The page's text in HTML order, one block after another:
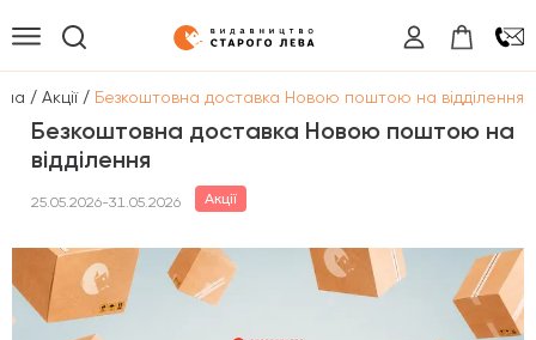
/ Акції / Безкоштовна доставка Новою поштою на відділення
Безкоштовна доставка Новою поштою на
відділення
25.05.2026-31.05.2026 Акції